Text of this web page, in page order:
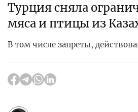
Турция сняла
мяса и птицы из
В том числе запреты,